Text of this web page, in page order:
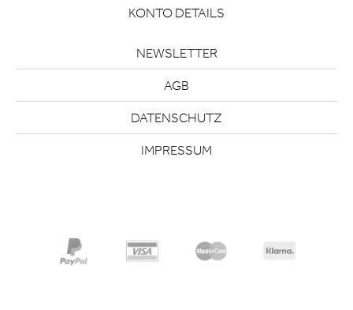
KONTO DETAILS
NEWSLETTER
AGB
DATENSCHUTZ
IMPRESSUM